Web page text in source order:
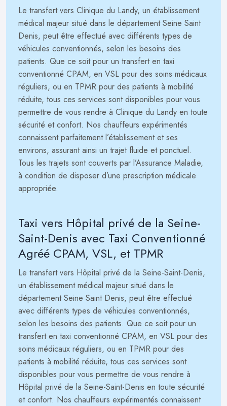
Le transfert vers Clinique du Landy, un établissement
médical majeur situé dans le département Seine Saint
Denis, peut être effectué avec différents types de
véhicules conventionnés, selon les besoins des
patients. Que ce soit pour un transfert en taxi
conventionné CPAM, en VSL pour des soins médicaux
réguliers, ou en TPMR pour des patients à mobilité
réduite, tous ces services sont disponibles pour vous
permettre de vous rendre à Clinique du Landy en toute
sécurité et confort. Nos chauffeurs expérimentés
connaissent parfaitement l’établissement et ses
environs, assurant ainsi un trajet fluide et ponctuel.
Tous les trajets sont couverts par l’Assurance Maladie,
à condition de disposer d’une prescription médicale
appropriée.
Taxi vers Hôpital privé de la Seine-
Saint-Denis avec Taxi Conventionné
Agréé CPAM, VSL, et TPMR
Le transfert vers Hôpital privé de la Seine-Saint-Denis,
un établissement médical majeur situé dans le
département Seine Saint Denis, peut être effectué
avec différents types de véhicules conventionnés,
selon les besoins des patients. Que ce soit pour un
transfert en taxi conventionné CPAM, en VSL pour des
soins médicaux réguliers, ou en TPMR pour des
patients à mobilité réduite, tous ces services sont
disponibles pour vous permettre de vous rendre à
Hôpital privé de la Seine-Saint-Denis en toute sécurité
et confort. Nos chauffeurs expérimentés connaissent